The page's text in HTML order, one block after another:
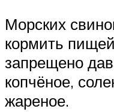
Морских
кормить
запрещено
копчёное,
жареное.